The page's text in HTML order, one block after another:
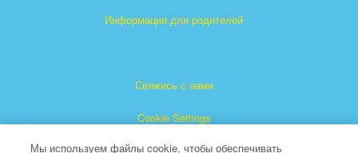
Информация для родителей
Свяжись с нами
Cookie Settings
Мы используем файлы cookie, чтобы обеспечивать